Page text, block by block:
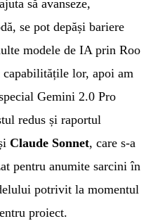
să avanseze,
se pot depăși bariere
modele de IA prin Roo
lor, apoi am
Gemini 2.0 Pro
redus și raportul
Claude Sonnet, care s-a
pentru anumite sarcini în
potrivit la momentul
proiect.